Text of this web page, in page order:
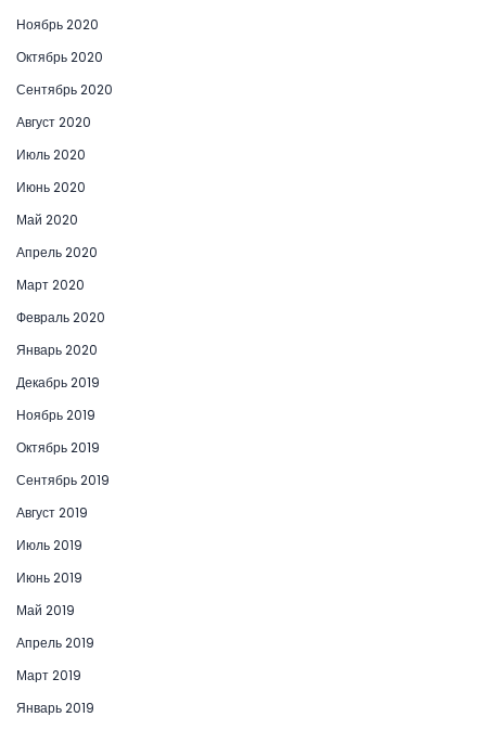
Ноябрь 2020
Октябрь 2020
Сентябрь 2020
Август 2020
Июль 2020
Июнь 2020
Май 2020
Апрель 2020
Март 2020
Февраль 2020
Январь 2020
Декабрь 2019
Ноябрь 2019
Октябрь 2019
Сентябрь 2019
Август 2019
Июль 2019
Июнь 2019
Май 2019
Апрель 2019
Март 2019
Январь 2019